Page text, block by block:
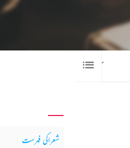
آڈیو5
شعراکی فہرست